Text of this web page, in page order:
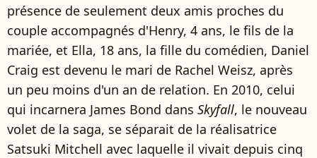
présence de seulement deux amis proches du
couple accompagnés d'Henry, 4 ans, le fils de la
mariée, et Ella, 18 ans, la fille du comédien, Daniel
Craig est devenu le mari de Rachel Weisz, après
un peu moins d'un an de relation. En 2010, celui
qui incarnera James Bond dans Skyfall, le nouveau
volet de la saga, se séparait de la réalisatrice
Satsuki Mitchell avec laquelle il vivait depuis cinq